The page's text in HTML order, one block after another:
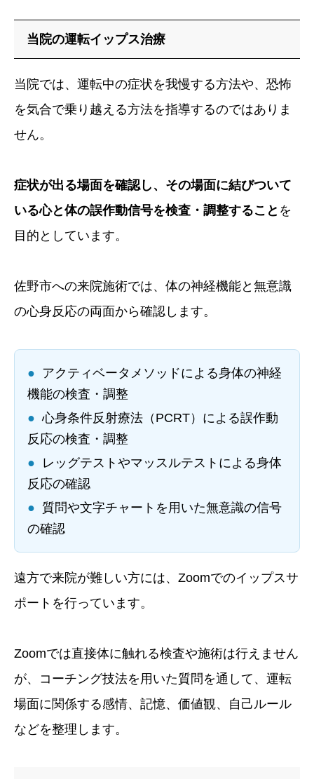
当院の運転イップス治療
当院では、運転中の症状を我慢する方法や、恐怖
を気合で乗り越える方法を指導するのではありま
せん。
症状が出る場面を確認し、その場面に結びついて
いる心と体の誤作動信号を検査・調整すること を
目的としています。
佐野市への来院施術では、体の神経機能と無意識
の心身反応の両面から確認します。
● アクティベータメソッドによる身体の神経
機能の検査・調整
● 心身条件反射療法（PCRT）による誤作動
反応の検査・調整
●
レッグテストやマッスルテストによる身体
反応の確認
● 質問や文字チャートを用いた無意識の信号
の確認
遠方で来院が難しい方には、Zoomでのイップスサ
ポートを行っています。
Zoomでは直接体に触れる検査や施術は行えません
が、コーチング技法を用いた質問を通して、運転
場面に関係する感情、記憶、価値観、自己ルール
などを整理します。